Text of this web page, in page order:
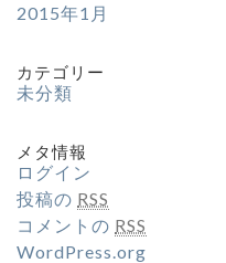
2015年1月
カテゴリー
未分類
メタ情報
ログイン
投稿の RSS
コメントの RSS
WordPress.org